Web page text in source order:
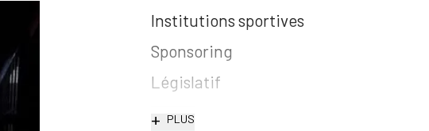
Institutions sportives
Sponsoring
Législatif
+ PLUS